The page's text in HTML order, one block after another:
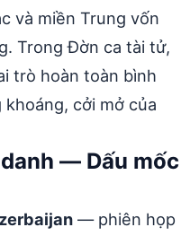
và miền Trung vốn
Trong Đờn ca tài tử,
trò hoàn toàn bình
cởi mở của
— Dấu mốc
— phiên họp